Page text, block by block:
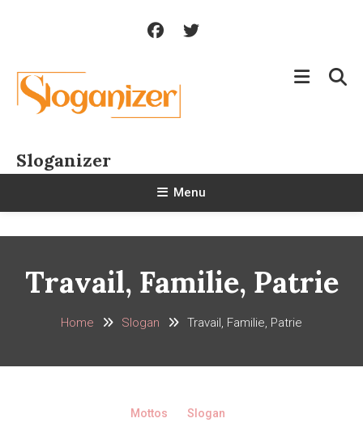
Sloganizer
Menu
Travail, Familie, Patrie
Home Slogan Travail, Familie, Patrie
Mottos Slogan